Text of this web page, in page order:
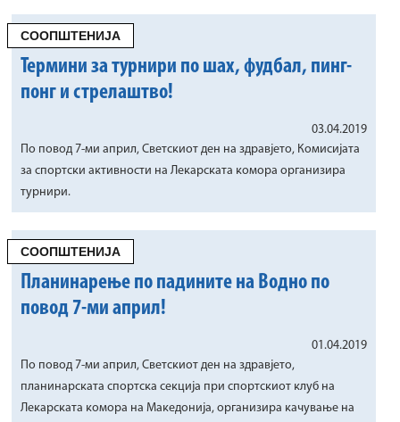
СООПШТЕНИЈА
Термини за турнири по шах, фудбал, пинг-
понг и стрелаштво!
03.04.2019
По повод 7-ми април, Светскиот ден на здравјето, Комисијата
за спортски активности на Лекарската комора организира
турнири.
СООПШТЕНИЈА
Планинарење по падините на Водно по
повод 7-ми април!
01.04.2019
По повод 7-ми април, Светскиот ден на здравјето,
планинарската спортска секција при спортскиот клуб на
Лекарската комора на Македонија, организира качување на